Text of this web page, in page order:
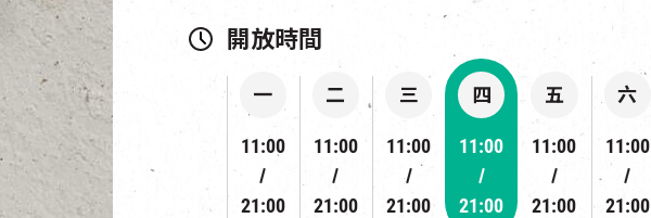
開放時間
一
11:00
21:00
二
11:00
21:00
三
11:00
21:00
四
11:00
21:00
五
11:00
21:00
六
11:00
21:00